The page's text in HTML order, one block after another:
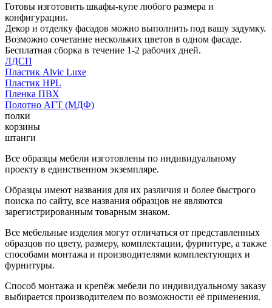
Готовы изготовить шкафы-купе любого размера и
конфигурации.
Декор и отделку фасадов можно выполнить под вашу задумку.
Возможно сочетание нескольких цветов в одном фасаде.
Бесплатная сборка в течение 1-2 рабочих дней.
ЛДСП
Пластик Alvic Luxe
Пластик HPL
Пленка ПВХ
Полотно АГТ (МДФ)
полки
корзины
штанги
Все образцы мебели изготовлены по индивидуальному
проекту в единственном экземпляре.
Образцы имеют названия для их различия и более быстрого
поиска по сайту, все названия образцов не являются
зарегистрированным товарным знаком.
Все мебельные изделия могут отличаться от представленных
образцов по цвету, размеру, комплектации, фурнитуре, а также
способами монтажа и производителями комплектующих и
фурнитуры.
Способ монтажа и крепёж мебели по индивидуальному заказу
выбирается производителем по возможности её применения.